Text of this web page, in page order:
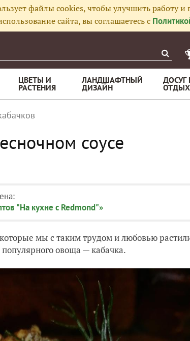
файлы cookies, чтобы улучшить работу и
сайта, вы соглашаетесь с
ЦВЕТЫ И
РАСТЕНИЯ
ЛАНДШАФТНЫЙ
ДИЗАЙН
ДОСУГ
ОТДЫХ
соусе
"На кухне с Redmond"»
мы с таким трудом и любовью
овоща — кабачка.